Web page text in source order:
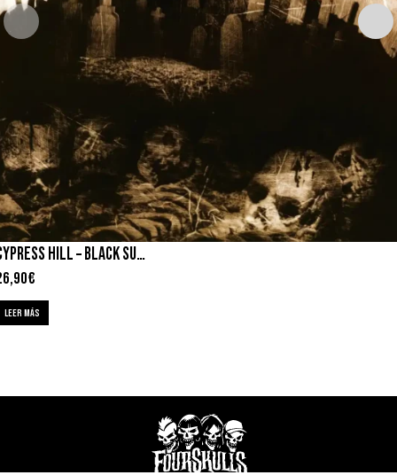
CYPRESS HILL – BLACK SUNDAY
€
LEER MÁS